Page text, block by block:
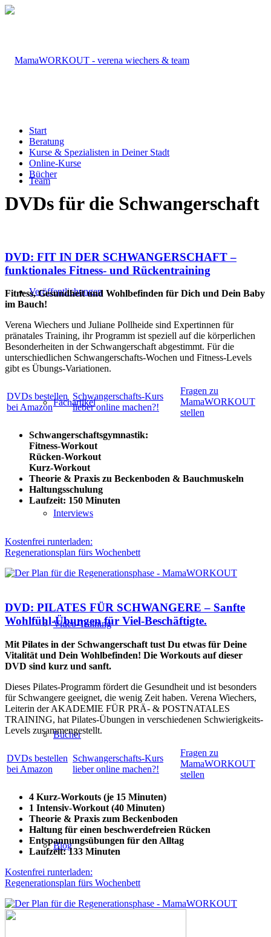
Team
Veröffentlichungen
Fachartikel
Interviews
Video-Training
Bücher
Blog
Start
Beratung
Kurse & Spezialisten in Deiner Stadt
Online-Kurse
Bücher
DVDs für die Schwangerschaft
DVD: FIT IN DER SCHWANGERSCHAFT –
funktionales Fitness- und Rückentraining
Fitness, Gesundheit und Wohlbefinden für Dich und Dein Baby
im Bauch!
Verena Wiechers und Juliane Pollheide sind Expertinnen für
pränatales Training, ihr Programm ist speziell auf die körperlichen
Besonderheiten in der Schwangerschaft abgestimmt. Für die
unterschiedlichen Schwangerschafts-Wochen und Fitness-Levels
gibt es Übungs-Variationen.
DVDs bestellen
bei Amazon
Schwangerschafts-Kurs
lieber online machen?!
Fragen zu
MamaWORKOUT
stellen
Schwangerschaftsgymnastik:
Fitness-Workout
Rücken-Workout
Kurz-Workout
Theorie & Praxis zu Beckenboden & Bauchmuskeln
Haltungsschulung
Laufzeit: 150 Minuten
Kostenfrei runterladen:
Regenerationsplan fürs Wochenbett
DVD: PILATES FÜR SCHWANGERE – Sanfte
Wohlfühl-Übungen für Viel-Beschäftigte.
Mit Pilates in der Schwangerschaft tust Du etwas für Deine
Vitalität und Dein Wohlbefinden! Die Workouts auf dieser
DVD sind kurz und sanft.
Dieses Pilates-Programm fördert die Gesundheit und ist besonders
für Schwangere geeignet, die wenig Zeit haben. Verena Wiechers,
Leiterin der AKADEMIE FÜR PRÄ- & POSTNATALES
TRAINING, hat Pilates-Übungen in verschiedenen Schwierigkeits-
Levels zusammengestellt.
DVDs bestellen
bei Amazon
Schwangerschafts-Kurs
lieber online machen?!
Fragen zu
MamaWORKOUT
stellen
4 Kurz-Workouts (je 15 Minuten)
1 Intensiv-Workout (40 Minuten)
Theorie & Praxis zum Beckenboden
Haltung für einen beschwerdefreien Rücken
Entspannungsübungen für den Alltag
Laufzeit: 133 Minuten
Kostenfrei runterladen:
Regenerationsplan fürs Wochenbett